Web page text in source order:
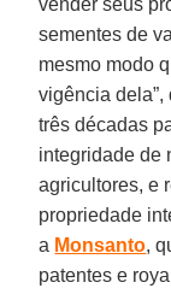
sementes de
mesmo modo
vigência
três décadas
integridade de
agricultores, e
propriedade
a Monsanto,
patentes e